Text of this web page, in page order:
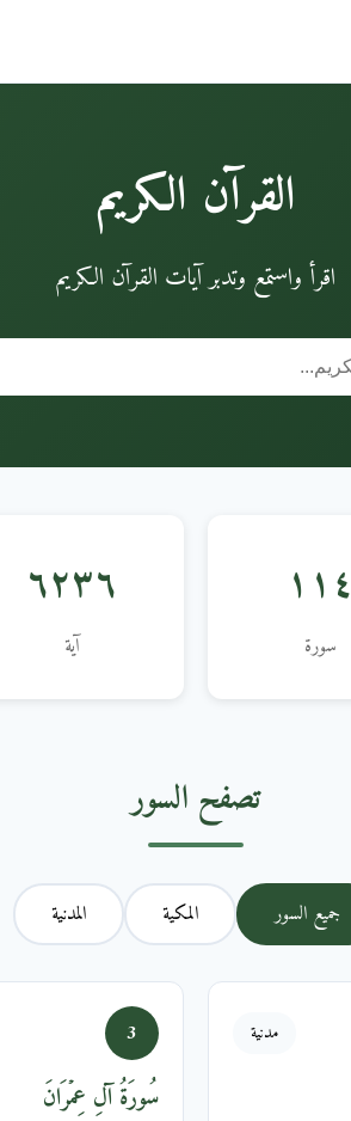
القرآن الكريم
اقرأ واستمع وتدبر آيات القرآن الكريم
١١٤
سورة
٦٢٣٦
آية
تصفح السور
جميع السور المكية المدنية
مدنية 3
سُورَةُ آلِ عِمۡرَانَ